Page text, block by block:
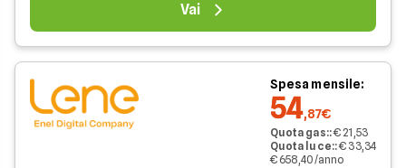
Vai
Spesa mensile:
54,87€
Quota gas::€ 21,53
Quota luce::€ 33,34
€ 658,40/anno